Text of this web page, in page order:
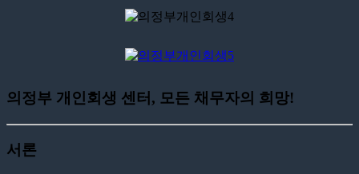
의정부 개인회생 센터, 모든 채무자의 희망!
서론